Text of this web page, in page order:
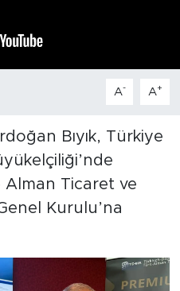
A- A+
Bıyık, Türkiye
Ticaret ve
Kurulu’na